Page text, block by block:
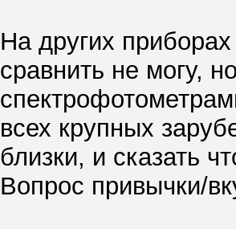
На других
сравнить не могу,
всех крупных
близки, и сказать
Вопрос привычки/